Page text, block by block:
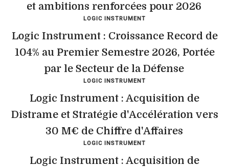
et ambitions renforcées pour 2026
LOGIC INSTRUMENT
Logic Instrument : Croissance Record de
104% au Premier Semestre 2026, Portée
par le Secteur de la Défense
LOGIC INSTRUMENT
Logic Instrument : Acquisition de
Distrame et Stratégie d'Accélération vers
30 M€ de Chiffre d'Affaires
LOGIC INSTRUMENT
Logic Instrument : Acquisition de